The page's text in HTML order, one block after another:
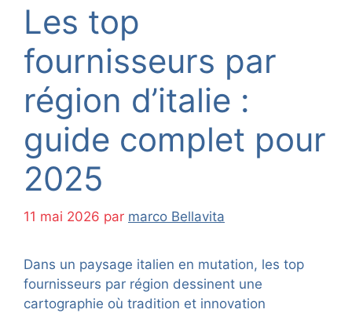
Les top
fournisseurs par
région d’italie :
guide complet pour
2025
11 mai 2026 par marco Bellavita
Dans un paysage italien en mutation, les top
fournisseurs par région dessinent une
cartographie où tradition et innovation